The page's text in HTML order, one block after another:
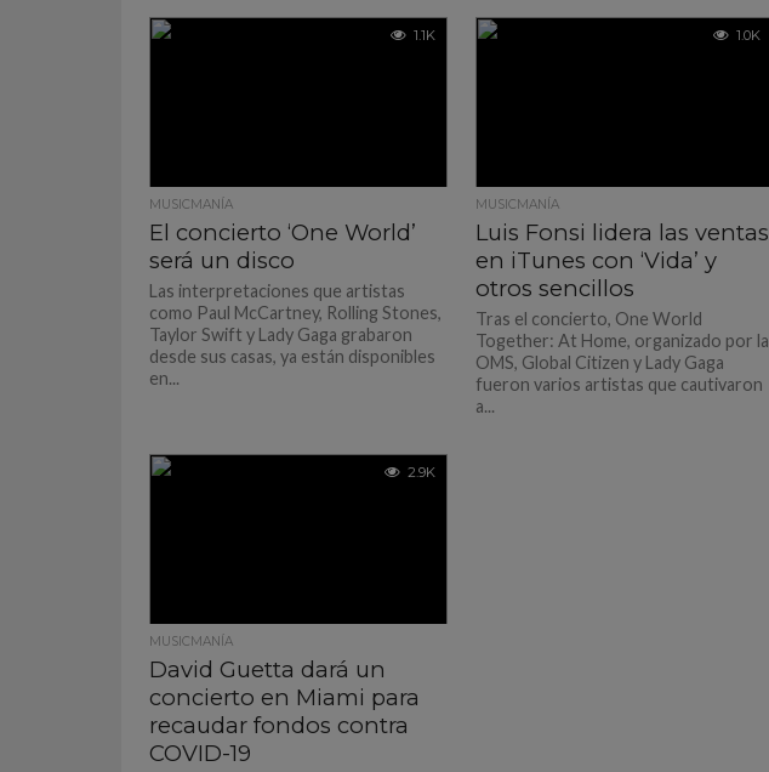
1.1K
MUSICMANÍA
El concierto ‘One World’
será un disco
Las interpretaciones que artistas
como Paul McCartney, Rolling Stones,
Taylor Swift y Lady Gaga grabaron
desde sus casas, ya están disponibles
en...
1.0K
MUSICMANÍA
Luis Fonsi lidera las ventas
en iTunes con ‘Vida’ y
otros sencillos
Tras el concierto, One World
Together: At Home, organizado por la
OMS, Global Citizen y Lady Gaga
fueron varios artistas que cautivaron
a...
2.9K
MUSICMANÍA
David Guetta dará un
concierto en Miami para
recaudar fondos contra
COVID-19